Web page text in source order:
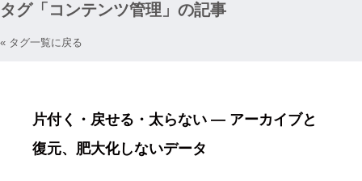
タグ「コンテンツ管理」の記事
« タグ一覧に戻る
片付く・戻せる・太らない ― アーカイブと
復元、肥大化しないデータ